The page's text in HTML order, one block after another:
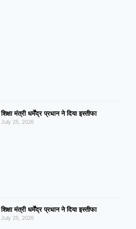
शिक्षा मंत्री धर्मेंद्र प्रधान ने दिया इस्तीफा
July 25, 2026
शिक्षा मंत्री धर्मेंद्र प्रधान ने दिया इस्तीफा
July 25, 2026